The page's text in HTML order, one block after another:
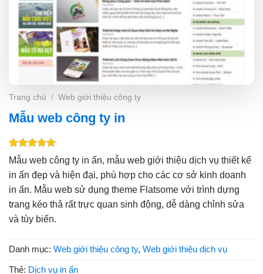
Trang chủ / Web giới thiệu công ty
Mẫu web công ty in
5.00trên 5
dựa trên
1
đánh giá
Mẫu web công ty in ấn, mẫu web giới thiệu dịch vụ thiết kế
in ấn đẹp và hiện đại, phù hợp cho các cơ sở kinh doanh
in ấn. Mẫu web sử dụng theme Flatsome với trình dựng
trang kéo thả rất trực quan sinh động, dễ dàng chỉnh sửa
và tùy biến.
Danh mục: Web giới thiệu công ty, Web giới thiệu dịch vụ
Thẻ: Dịch vụ in ấn